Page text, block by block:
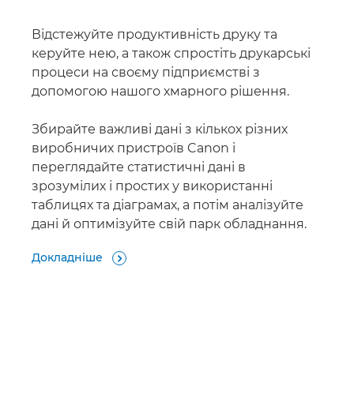
Відстежуйте продуктивність друку та
керуйте нею, а також спростіть друкарські
процеси на своєму підприємстві з
допомогою нашого хмарного рішення.
Збирайте важливі дані з кількох різних
виробничих пристроїв Canon і
переглядайте статистичні дані в
зрозумілих і простих у використанні
таблицях та діаграмах, а потім аналізуйте
дані й оптимізуйте свій парк обладнання.
Докладніше 